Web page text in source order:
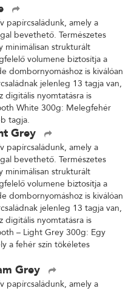
papírcsaládunk, amely a
bevethető. Természetes
minimálisan strukturált
volumene biztosítja a
dombornyomáshoz is kiválóan
jelenleg 13 tagja van,
digitális nyomtatásra is
White 300g: Melegfehér
tagja.
Grey
papírcsaládunk, amely a
bevethető. Természetes
minimálisan strukturált
volumene biztosítja a
dombornyomáshoz is kiválóan
jelenleg 13 tagja van,
digitális nyomtatásra is
– Light Grey 300g: Egy
a fehér szín tökéletes
Grey
papírcsaládunk, amely a